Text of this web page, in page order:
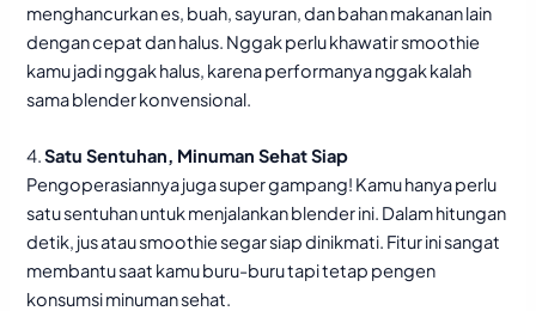
menghancurkan es, buah, sayuran, dan bahan makanan lain
dengan cepat dan halus. Nggak perlu khawatir smoothie
kamu jadi nggak halus, karena performanya nggak kalah
sama blender konvensional.
4.Satu Sentuhan, Minuman Sehat Siap
Pengoperasiannya juga super gampang! Kamu hanya perlu
satu sentuhan untuk menjalankan blender ini. Dalam hitungan
detik, jus atau smoothie segar siap dinikmati. Fitur ini sangat
membantu saat kamu buru-buru tapi tetap pengen
konsumsi minuman sehat.